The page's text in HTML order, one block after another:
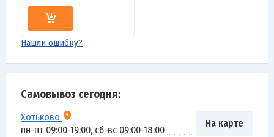
Самовывоз сегодня:
Хотьково
пн-пт 09:00-19:00, сб-вс 09:00-18:00
На карте
Нашли ошибку?